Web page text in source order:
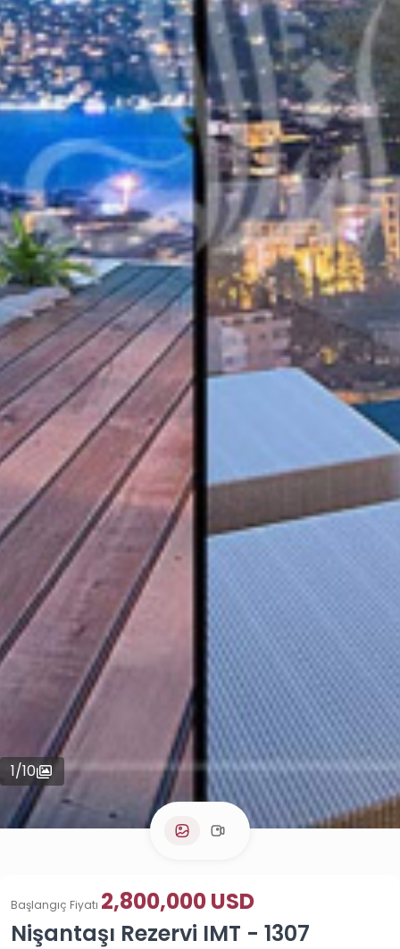
1/10
Nişantaşı Rezervi IMT - 1307
Başlangıç Fiyatı 2,800,000 USD